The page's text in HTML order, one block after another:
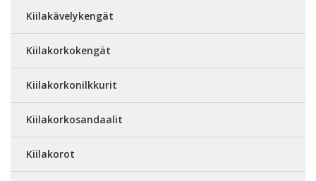
Kiilakävelykengät
Kiilakorkokengät
Kiilakorkonilkkurit
Kiilakorkosandaalit
Kiilakorot